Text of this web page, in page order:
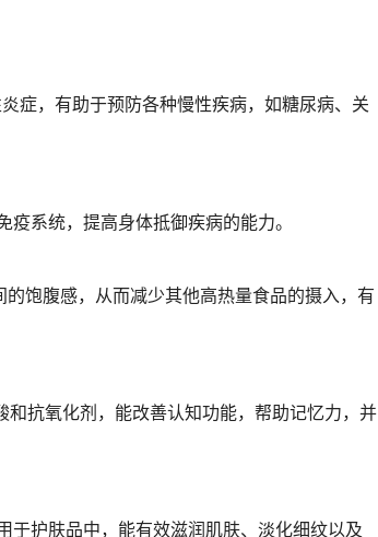
症，有助于预防各种慢性疾病，如糖尿病、关
系统，提高身体抵御疾病的能力。
饱腹感，从而减少其他高热量食品的摄入，有
抗氧化剂，能改善认知功能，帮助记忆力，并
于护肤品中，能有效滋润肌肤、淡化细纹以及